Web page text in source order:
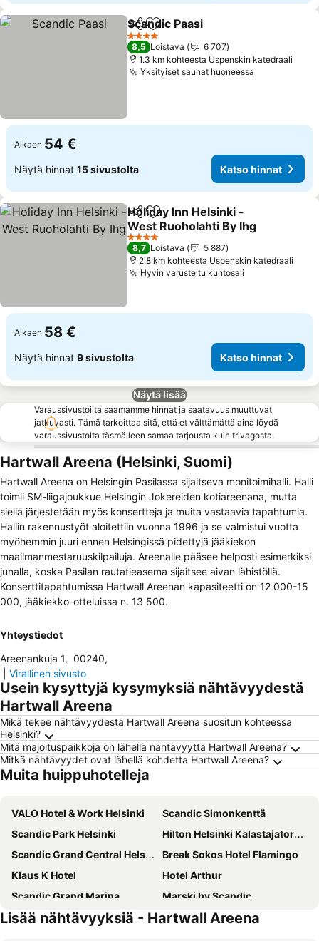
Jaa Lisää suosikkeihin
Scandic Paasi
4 Tähtiluokitus
8,5 Loistava
6 707
1.3 km kohteesta Uspenskin katedraali
Yksityiset saunat huoneessa
Alkaen 54 €
Näytä hinnat 15 sivustolta Katso hinnat
Jaa Lisää suosikkeihin
Holiday Inn Helsinki -
West Ruoholahti By Ihg
Katso hinnat
4 Tähtiluokitus
8,7 Loistava
5 887
2.8 km kohteesta Uspenskin katedraali
Hyvin varusteltu kuntosali
Alkaen 58 €
Näytä hinnat 9 sivustolta Katso hinnat
Näytä lisää
Varaussivustoilta saamamme hinnat ja saatavuus muuttuvat
jatkuvasti. Tämä tarkoittaa sitä, että et välttämättä aina löydä
varaussivustolta täsmälleen samaa tarjousta kuin trivagosta.
Hartwall Areena (Helsinki, Suomi)
Hartwall Areena on Helsingin Pasilassa sijaitseva monitoimihalli. Halli
toimii SM-liigajoukkue Helsingin Jokereiden kotiareenana, mutta
siellä järjestetään myös konsertteja ja muita vastaavia tapahtumia.
Hallin rakennustyöt aloitettiin vuonna 1996 ja se valmistui vuotta
myöhemmin juuri ennen Helsingissä pidettyjä jääkiekon
maailmanmestaruuskilpailuja. Areenalle pääsee helposti esimerkiksi
junalla, koska Pasilan rautatieasema sijaitsee aivan lähistöllä.
Konserttitapahtumissa Hartwall Areenan kapasiteetti on 12 000-15
000, jääkiekko-otteluissa n. 13 500.
Yhteystiedot
Areenankuja 1, 00240,
Virallinen sivusto
Usein kysyttyjä kysymyksiä nähtävyydestä
Hartwall Areena
Mikä tekee nähtävyydestä Hartwall Areena suositun kohteessa
Helsinki?
Mitä majoituspaikkoja on lähellä nähtävyyttä Hartwall Areena?
Mitkä nähtävyydet ovat lähellä kohdetta Hartwall Areena?
Muita huippuhotelleja
VALO Hotel & Work Helsinki
Scandic Simonkenttä
Scandic Park Helsinki
Hilton Helsinki Kalastajatorppa
Scandic Grand Central Helsinki
Break Sokos Hotel Flamingo
Klaus K Hotel
Hotel Arthur
Scandic Grand Marina
Marski by Scandic
Clarion Hotel Helsinki
Scandic Helsinki Aviapolis
Lisää nähtävyyksiä - Hartwall Areena